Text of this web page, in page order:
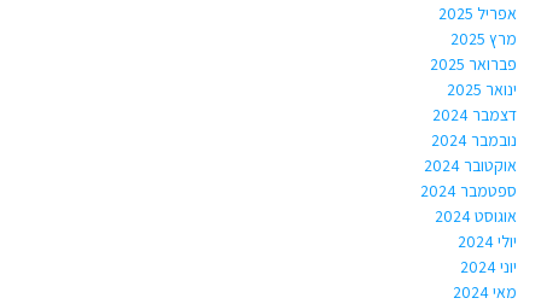
אפריל 2025
מרץ 2025
פברואר 2025
ינואר 2025
דצמבר 2024
נובמבר 2024
אוקטובר 2024
ספטמבר 2024
אוגוסט 2024
יולי 2024
יוני 2024
מאי 2024